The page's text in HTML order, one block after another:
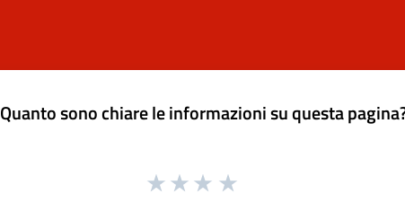
Quanto sono chiare le informazioni su questa